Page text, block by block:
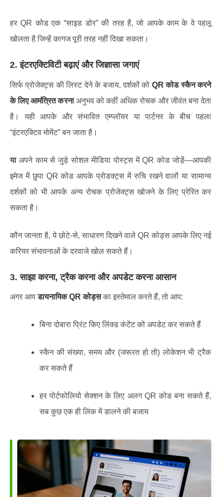
हर QR कोड एक “साइड डोर” की तरह है, जो आपके काम के वे पहलू
खोलता है जिन्हें कागज पूरी तरह नहीं दिखा सकता।
2. इंटरएक्टिविटी बढ़ाएं और जिज्ञासा जगाएं
सिर्फ प्रोजेक्ट्स की लिस्ट देने के बजाय, दर्शकों को QR कोड स्कैन करने
के लिए आमंत्रित करनाअनुभव को कहीं अधिक रोचक और जीवंत बना देता
है। यही आपके और संभावित एम्प्लॉयर या पार्टनर के बीच पहला
“इंटरएक्टिव मोमेंट” बन जाता है।
याअपने काम से जुड़े सोशल मीडिया पोस्ट्स में QR कोड जोड़ें—आपकी
इमेज में छुपा QR कोड आपके प्रोडक्ट्स में रुचि रखने वालों या सामान्य
दर्शकों को भी आपके अन्य रोचक प्रोजेक्ट्स खोजने के लिए प्रेरित कर
सकता है।
कौन जानता है, ये छोटे-से, साधारण दिखने वाले QR कोड्स आपके लिए नई
करियर संभावनाओं के दरवाजे खोल सकते हैं।
3. साझा करना, ट्रैक करना और अपडेट करना आसान
अगर आपडायनामिक QR कोड्सका इस्तेमाल करते हैं, तो आप:
बिना दोबारा प्रिंट किए लिंक्ड कंटेंट को अपडेट कर सकते हैं
स्कैन की संख्या, समय और (जरूरत हो तो) लोकेशन भी ट्रैक
कर सकते हैं
हर पोर्टफोलियो सेक्शन के लिए अलग QR कोड बना सकते हैं,
सब कुछ एक ही लिंक में डालने की बजाय